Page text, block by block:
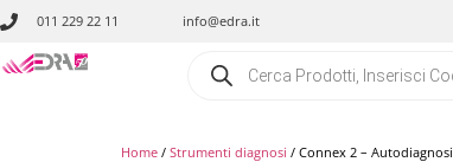
011 229 22 11 info@edra.it
Home / Strumenti diagnosi / Connex 2 – Autodiagnosi